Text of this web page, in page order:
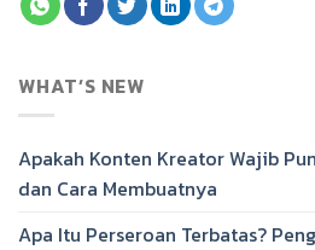
WHAT’S NEW
Apakah Konten Kreator Wajib
dan Cara Membuatnya
Apa Itu Perseroan Terbatas?